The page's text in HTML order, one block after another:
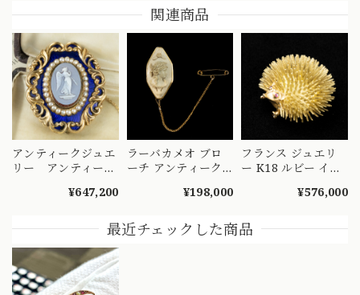
関連商品
アンティークジュエ
リー アンティーク
28.0g 昔の職人の技
術が詰まった美しい
作品 MOBR00032
¥647,200
ラーバカメオ ブロ
ーチ アンティーク
岩に彫られた女性横
¥198,000
フランス ジュエリ
ー K18 ルビー イー
ズミ ヘッジフォッ
フ ブローチ
MOBR00038
¥576,000
最近チェックした商品